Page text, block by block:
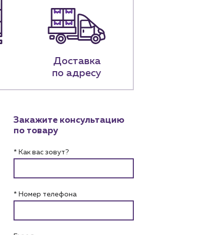
Доставка
по адресу
Закажите консультацию
по товару
* Как вас зовут?
* Номер телефона